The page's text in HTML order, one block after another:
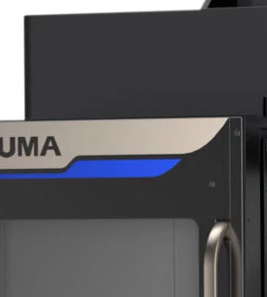
DMG MORI - CTX bêta 800 TC
OKUMA - Multus 250 II
de caméras vs. Fenêtres de